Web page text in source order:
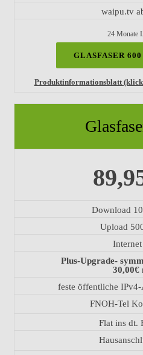
waipu.tv
24 Monate
GLASFASER
Produktinformationsblatt
Download
Upload
Plus-Upgrade-
30,00€
feste öffentliche
FNOH-Tel
Flat ins dt.